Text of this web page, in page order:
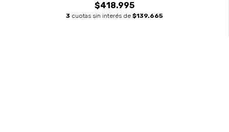
$418.995
3 cuotas sin interés de $139.665